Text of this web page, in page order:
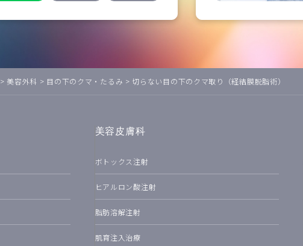
>美容外科 > 目の下のクマ・たるみ >切らない目の下のクマ取り（経結膜脱脂術）
美容皮膚科
ボトックス注射
ヒアルロン酸注射
脂肪溶解注射
肌育注入治療